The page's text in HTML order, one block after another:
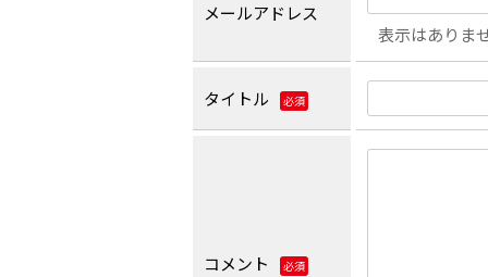
メールアドレス
表示はありま
タイトル 必須
コメント 必須